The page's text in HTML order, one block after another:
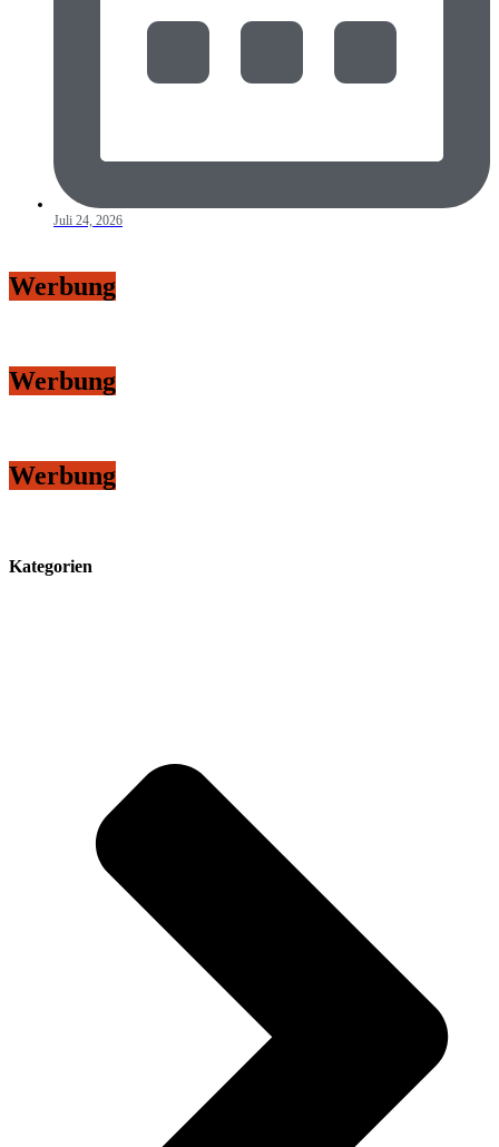
Juli 24, 2026
Werbung
Werbung
Werbung
Kategorien